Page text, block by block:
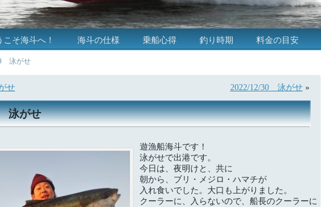
こそ海斗へ！ 海斗の仕様 乗船心得 釣り時期 料金の目安
泳がせ
せ 2022/12/30 泳がせ»
泳がせ
遊漁船海斗です！
泳がせで出港です。
今日は、夜明けと、共に
朝から、ブリ・メジロ・ハマチが
入れ食いでした。大口も上がりました。
クーラーに、入らないので、船長のクーラーに